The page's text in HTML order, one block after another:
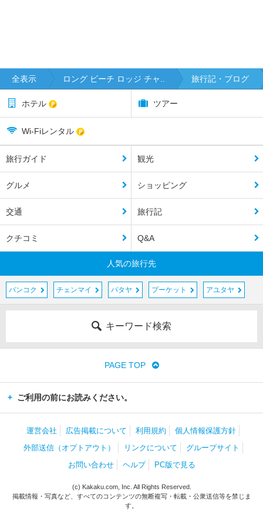
全表示 ロング ビーチ ロッジ チャ.. 旅行記・ブログ
ホテル ツアー
Wi-Fiレンタル
旅行ガイド 観光
グルメ ショッピング
交通 旅行記
クチコミ Q&A
人気の旅行先
バンコク チェンマイ パタヤ プーケット アユタヤ
キーワード検索
PAGE TOP
ご利用の前にお読みください。
運営会社 広告掲載について 利用規約
個人情報保護方針
外部送信（オプトアウト）
リンクについて
グループサイト
お問い合わせ
ヘルプ PC版で見る
(c) Kakaku.com, Inc. All Rights Reserved.
掲載情報・写真など、すべてのコンテンツの無断複写・転載・公衆送信等を禁じま
す。